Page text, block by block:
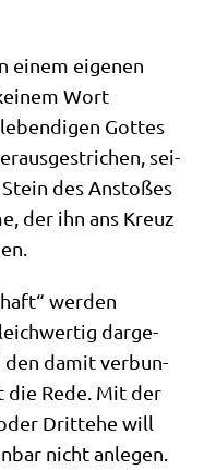
einem eige­nen
Wort
Got­tes
sei­
des Ansto­ßes
der ihn ans Kreuz
wer­den
dar­ge­
den damit ver­bun­
die Rede. Mit der
Dritte­he will
nicht anle­gen.